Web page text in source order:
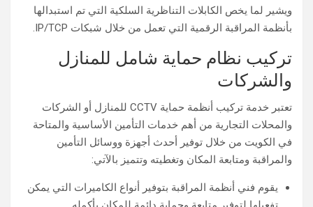
ويشير لما يخص الكابلات التناظرية السلكية التي تم استبدالها
بأنظمة المراقبة الرقمية التي تعمل من خلال شبكات IP/TCP.
تركيب نظام حماية شامل للمنازل
والشركات
تعتبر خدمة تركيب أنظمة حماية CCTV للمنازل أو الشركات
والمحلات التجارية من أهم خدمات التأمين الأساسية والمتاحة
في الكويت من خلال توفير أحدث أجهزة ووسائل التأمين
والمراقبة ومتابعة المكان وتغطيته وتتميز بالآتي:
يقوم فني أنظمة المراقبة بتوفير أنواع الكاميرات التي يمكن